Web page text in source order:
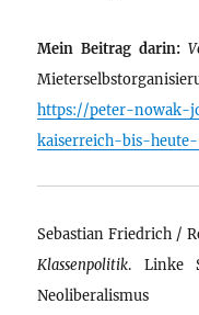
Mein Beitrag darin:
https://peter-nowak-
kaiserreich-bis-
Sebastian Friedrich /
Klassenpolitik. Linke
Neoliberalismus